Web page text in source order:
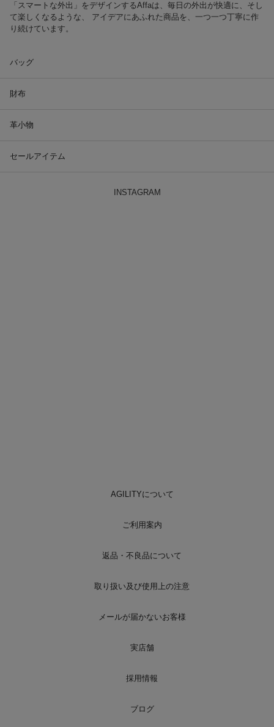
「スマートな外出」をデザインするAffaは、毎日の外出が快適に、そし
て楽しくなるような、 アイデアにあふれた商品を、一つ一つ丁寧に作
り続けています。
バッグ
財布
革小物
セールアイテム
INSTAGRAM
AGILITYについて
ご利用案内
返品・不良品について
取り扱い及び使用上の注意
メールが届かないお客様
実店舗
採用情報
ブログ